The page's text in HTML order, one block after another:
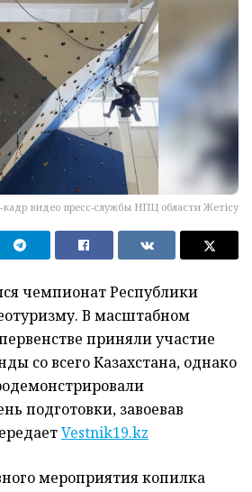
кадр видео пресс-службы НПЦ области Жетісу
чемпионат Республики
В масштабном
приняли участие
со всего Казахстана, однако
подготовки, завоевав
Vestnik19.kz
мероприятия копилка